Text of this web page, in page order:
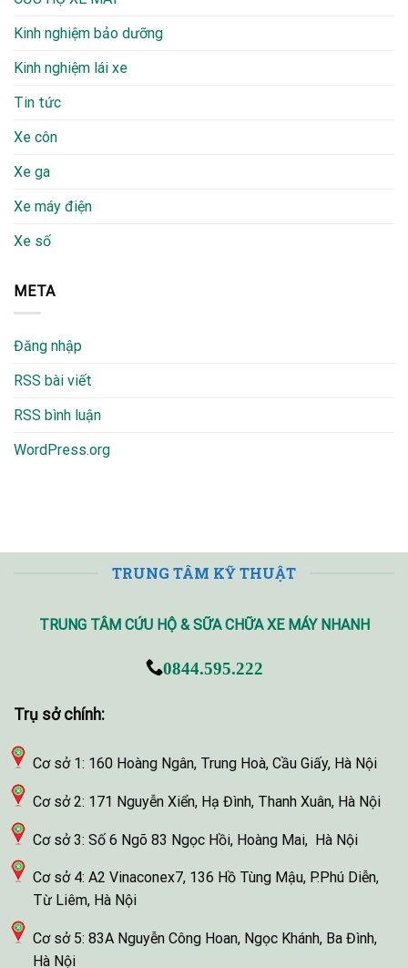
Kinh nghiệm bảo dưỡng
Kinh nghiệm lái xe
Tin tức
Xe côn
Xe ga
Xe máy điện
Xe số
META
Đăng nhập
RSS bài viết
RSS bình luận
WordPress.org
TRUNG TÂM KỸ THUẬT
TRUNG TÂM CỨU HỘ & SỮA CHỮA XE MÁY NHANH
0844.595.222
Trụ sở chính:
Cơ sở 1: 160 Hoàng Ngân, Trung Hoà, Cầu Giấy, Hà Nội
Cơ sở 2: 171 Nguyễn Xiển, Hạ Đình, Thanh Xuân, Hà Nội
Cơ sở 3: Số 6 Ngõ 83 Ngọc Hồi, Hoàng Mai, Hà Nội
Cơ sở 4: A2 Vinaconex7, 136 Hồ Tùng Mậu, P.Phú Diễn,
Từ Liêm, Hà Nội
Cơ sở 5: 83A Nguyễn Công Hoan, Ngọc Khánh, Ba Đình,
Hà Nội